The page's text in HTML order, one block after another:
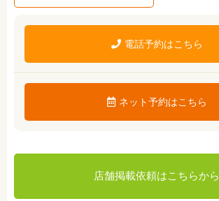
電話予約はこちら
ネット予約はこちら
店舗掲載依頼はこちらから